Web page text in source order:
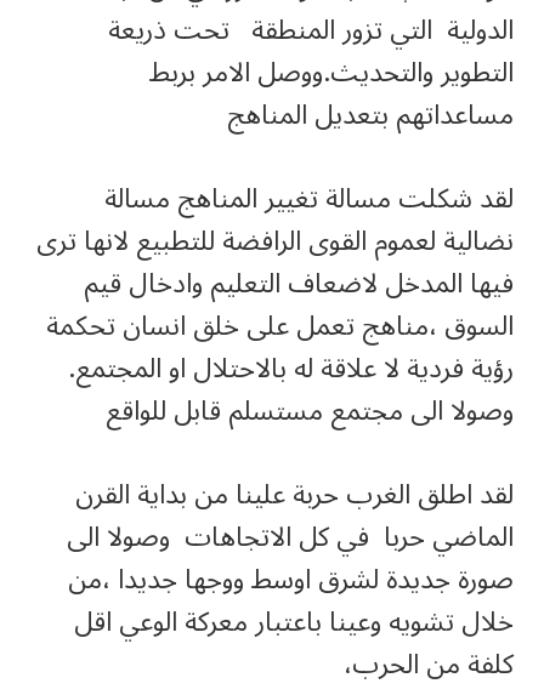
الدولية التي تزور المنطقة تحت ذريعة
التطوير والتحديث.ووصل الامر بربط
مساعداتهم بتعديل المناهج
لقد شكلت مسالة تغيير المناهج مسالة
نضالية لعموم القوى الرافضة للتطبيع لانها ترى
فيها المدخل لاضعاف التعليم وادخال قيم
السوق ،مناهج تعمل على خلق انسان تحكمة
رؤية فردية لا علاقة له بالاحتلال او المجتمع.
وصولا الى مجتمع مستسلم قابل للواقع
لقد اطلق الغرب حربة علينا من بداية القرن
الماضي حربا في كل الاتجاهات وصولا الى
صورة جديدة لشرق اوسط ووجها جديدا ،من
خلال تشويه وعينا باعتبار معركة الوعي اقل
كلفة من الحرب،